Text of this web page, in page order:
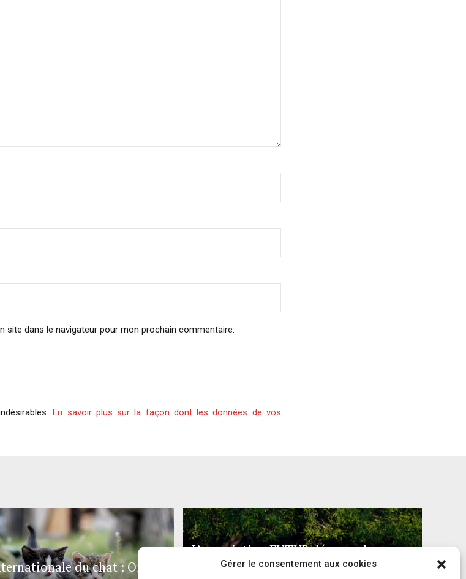
Gérer le consentement aux cookies
site dans le navigateur pour mon prochain commentaire.
En savoir plus sur la façon dont les données de vos
du chat : One
L’association FUTUR dénonce le
recours à des « tirs sanitaires » sur des